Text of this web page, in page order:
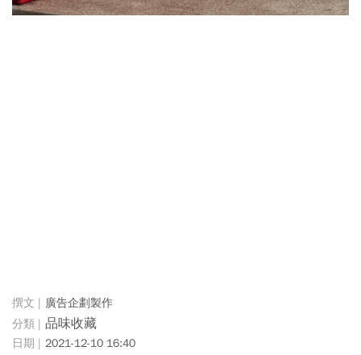
廣告企劃製作
品味收藏
2021-12-10 16:40